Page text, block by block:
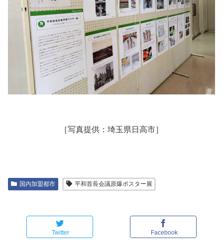
［写真提供：埼玉県日高市］
国内加盟都市 平和首長会議原爆ポスター展
Twitter Facebook